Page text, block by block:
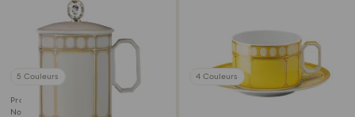
5 Couleurs
Produit exclusif SCS
Nouveau
4 Couleurs